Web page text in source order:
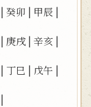
|癸卯 | 甲辰 |
| 庚戌 |辛亥 |
| 丁巳 | 戊午 |
|